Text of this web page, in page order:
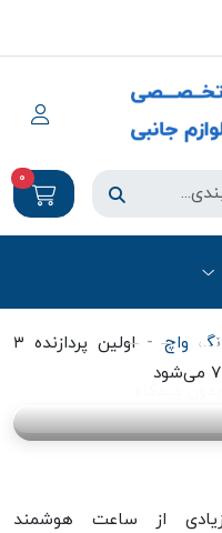
0
واچ-
اولین پردازنده ۳
۳ نانومتری سامسونگ
بدون دیدگاه
از ساعت هوشمند